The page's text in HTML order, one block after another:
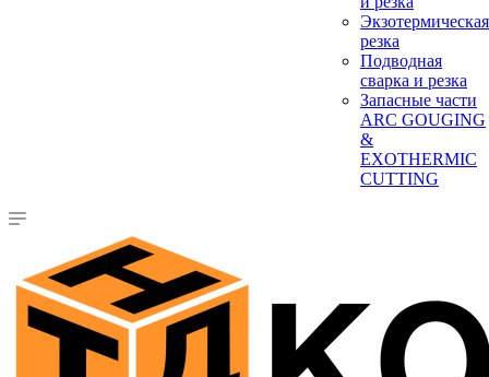
Экзотермическая
резка
Подводная
сварка и резка
Запасные части
ARC GOUGING
&
EXOTHERMIC
CUTTING